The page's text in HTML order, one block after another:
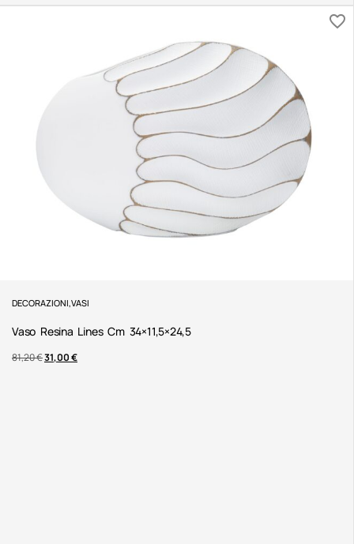
DECORAZIONI,VASI
Vaso Resina Lines Cm 34×11,5×24,5
81,20€31,00€